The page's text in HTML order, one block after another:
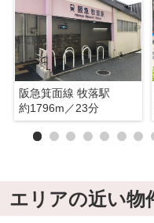
阪急箕面線 牧落駅
約1796m／23分
エリアの近い物